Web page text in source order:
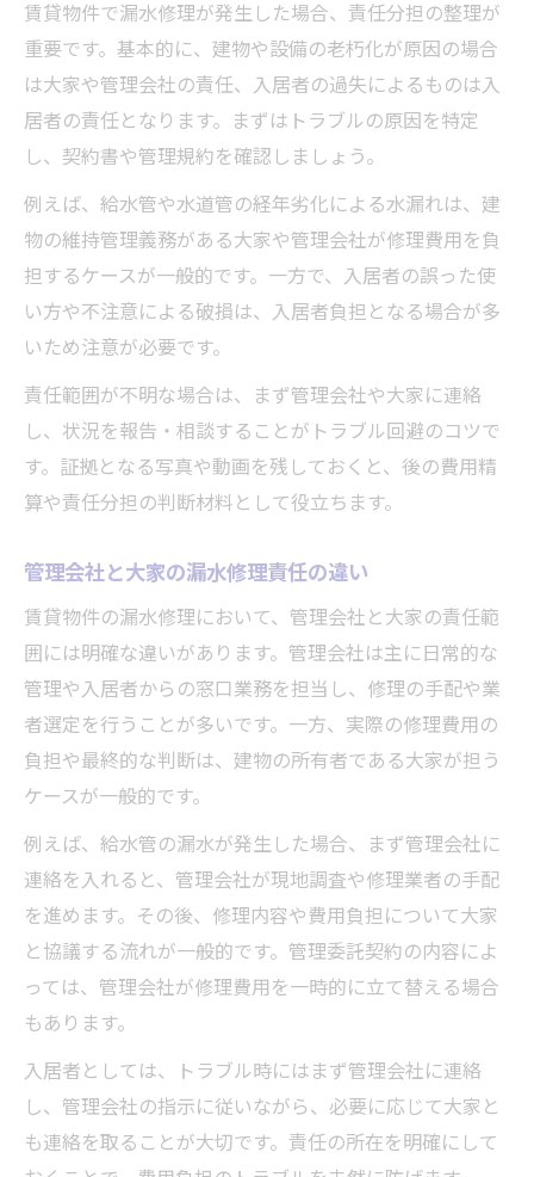
賃貸物件で漏水修理が発生した場合、責任分担の整理が
重要です。基本的に、建物や設備の老朽化が原因の場合
は大家や管理会社の責任、入居者の過失によるものは入
居者の責任となります。まずはトラブルの原因を特定
し、契約書や管理規約を確認しましょう。
例えば、給水管や水道管の経年劣化による水漏れは、建
物の維持管理義務がある大家や管理会社が修理費用を負
担するケースが一般的です。一方で、入居者の誤った使
い方や不注意による破損は、入居者負担となる場合が多
いため注意が必要です。
責任範囲が不明な場合は、まず管理会社や大家に連絡
し、状況を報告・相談することがトラブル回避のコツで
す。証拠となる写真や動画を残しておくと、後の費用精
算や責任分担の判断材料として役立ちます。
管理会社と大家の漏水修理責任の違い
賃貸物件の漏水修理において、管理会社と大家の責任範
囲には明確な違いがあります。管理会社は主に日常的な
管理や入居者からの窓口業務を担当し、修理の手配や業
者選定を行うことが多いです。一方、実際の修理費用の
負担や最終的な判断は、建物の所有者である大家が担う
ケースが一般的です。
例えば、給水管の漏水が発生した場合、まず管理会社に
連絡を入れると、管理会社が現地調査や修理業者の手配
を進めます。その後、修理内容や費用負担について大家
と協議する流れが一般的です。管理委託契約の内容によ
っては、管理会社が修理費用を一時的に立て替える場合
もあります。
入居者としては、トラブル時にはまず管理会社に連絡
し、管理会社の指示に従いながら、必要に応じて大家と
も連絡を取ることが大切です。責任の所在を明確にして